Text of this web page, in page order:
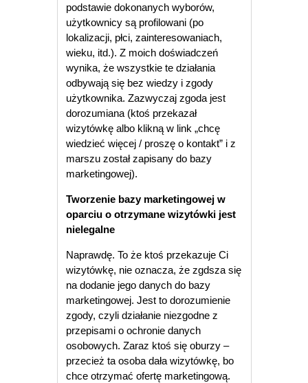
podstawie dokonanych wyborów,
użytkownicy są profilowani (po
lokalizacji, płci, zainteresowaniach,
wieku, itd.). Z moich doświadczeń
wynika, że wszystkie te działania
odbywają się bez wiedzy i zgody
użytkownika. Zazwyczaj zgoda jest
dorozumiana (ktoś przekazał
wizytówkę albo klikną w link „chcę
wiedzieć więcej / proszę o kontakt” i z
marszu został zapisany do bazy
marketingowej).
Tworzenie bazy marketingowej w
oparciu o otrzymane wizytówki jest
nielegalne
Naprawdę. To że ktoś przekazuje Ci
wizytówkę, nie oznacza, że zgdsza się
na dodanie jego danych do bazy
marketingowej. Jest to dorozumienie
zgody, czyli działanie niezgodne z
przepisami o ochronie danych
osobowych. Zaraz ktoś się oburzy –
przecież ta osoba dała wizytówkę, bo
chce otrzymać ofertę marketingową.